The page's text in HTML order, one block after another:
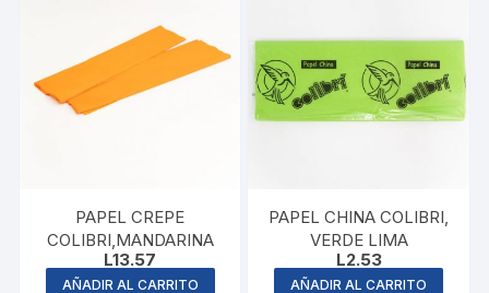
PAPEL CREPE
COLIBRI,MANDARINA
L13.57
AÑADIR AL CARRITO
PAPEL CHINA COLIBRI,
VERDE LIMA
L2.53
AÑADIR AL CARRITO